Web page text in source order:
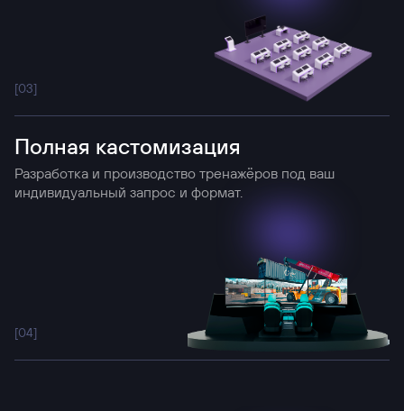
[03]
Полная кастомизация
Разработка и производство тренажёров под ваш
индивидуальный запрос и формат.
[04]